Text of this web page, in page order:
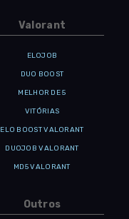
Valorant
ELOJOB
DUO BOOST
MELHOR DE 5
VITÓRIAS
ELO BOOST VALORANT
DUOJOB VALORANT
MD5 VALORANT
Outros